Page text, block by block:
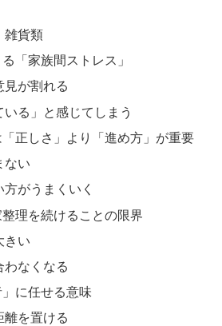
雑貨類
「家族間ストレス」
見が割れる
る」と感じてしまう
正しさ」より「進め方」が重要
ない
がうまくいく
理を続けることの限界
きい
わなくなる
に任せる意味
離を置ける